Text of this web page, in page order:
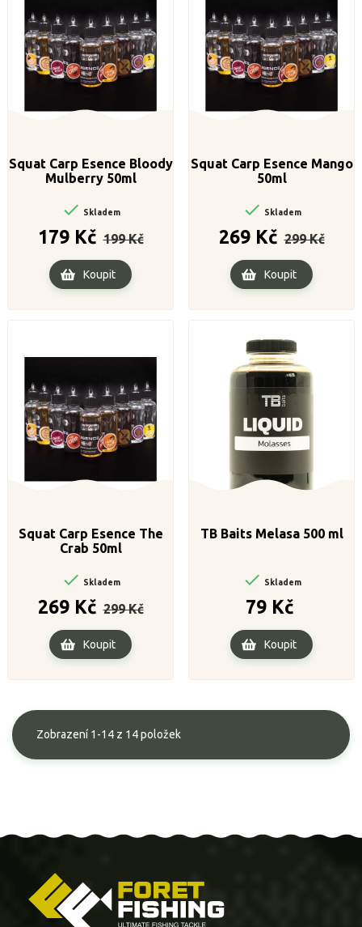
Squat Carp Esence Bloody
Mulberry 50ml
 Skladem
179 Kč cena
199 Kč
Cena
Koupit
Squat Carp Esence Mango
50ml
 Skladem
269 Kč cena
299 Kč
Cena
Koupit
Squat Carp Esence The
Crab 50ml
 Skladem
269 Kč cena
299 Kč
Koupit
TB Baits Melasa 500 ml
 Skladem
79 Kč
Koupit
Zobrazení 1-14 z 14 položek